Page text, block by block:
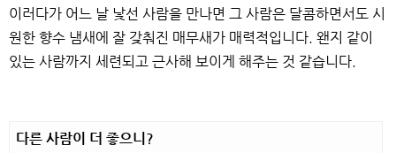
이러다가 어느 날 낯선 사람을 만나면 그 사람은 달콤하면서도 시
원한 향수 냄새에 잘 갖춰진 매무새가 매력적입니다. 왠지 같이
있는 사람까지 세련되고 근사해 보이게 해주는 것 같습니다.
다른 사람이 더 좋으니?